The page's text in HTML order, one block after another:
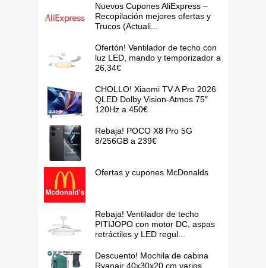
Nuevos Cupones AliExpress –
Recopilación mejores ofertas y
Trucos (Actuali...
Ofertón! Ventilador de techo con
luz LED, mando y temporizador a
26,34€
CHOLLO! Xiaomi TV A Pro 2026
QLED Dolby Vision-Atmos 75″
120Hz a 450€
Rebaja! POCO X8 Pro 5G
8/256GB a 239€
Ofertas y cupones McDonalds
Rebaja! Ventilador de techo
PITIJOPO con motor DC, aspas
retráctiles y LED regul...
Descuento! Mochila de cabina
Ryanair 40x30x20 cm varios